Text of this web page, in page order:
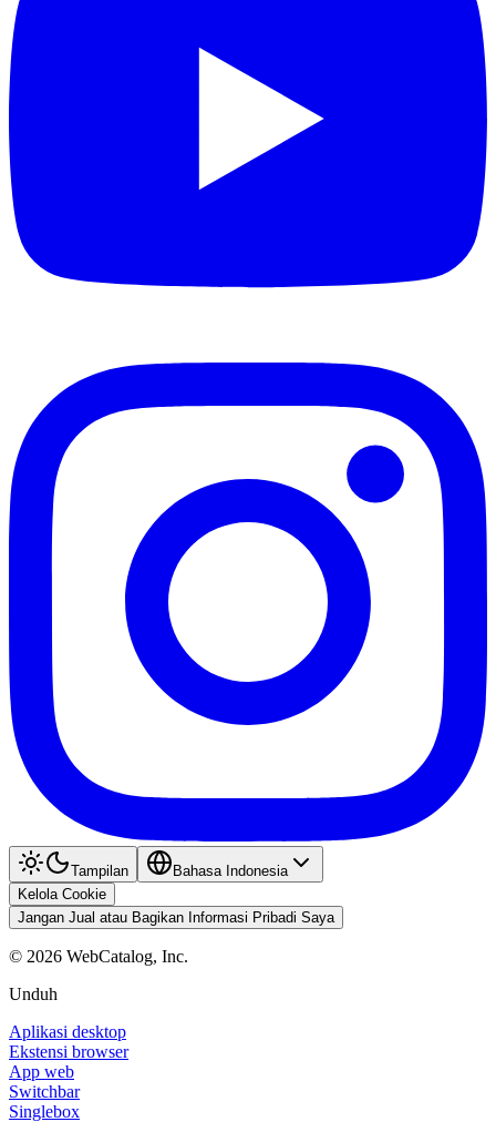
Tampilan
Bahasa Indonesia
Kelola Cookie
Jangan Jual atau Bagikan Informasi Pribadi Saya
© 2026 WebCatalog, Inc.
Unduh
Aplikasi desktop
Ekstensi browser
App web
Switchbar
Singlebox